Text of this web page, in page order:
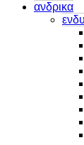
ανδρικα